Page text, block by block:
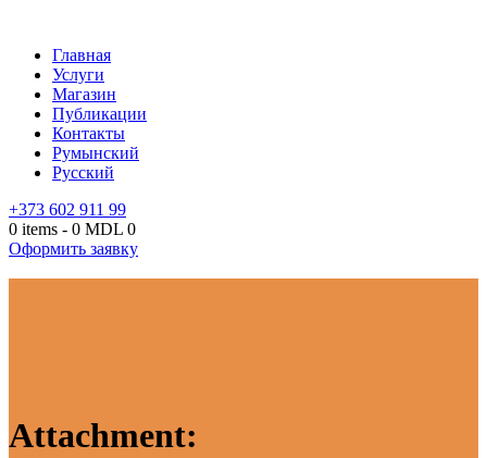
Главная
Услуги
Магазин
Публикации
Контакты
Румынский
Русский
+373 602 911 99
0 items - 0 MDL 0
Оформить заявку
Attachment: